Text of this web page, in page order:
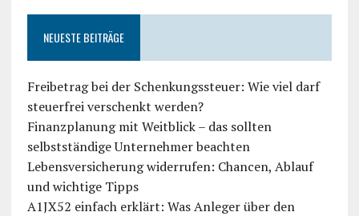
NEUESTE BEITRÄGE
Freibetrag bei der Schenkungssteuer: Wie viel darf
steuerfrei verschenkt werden?
Finanzplanung mit Weitblick – das sollten
selbstständige Unternehmer beachten
Lebensversicherung widerrufen: Chancen, Ablauf
und wichtige Tipps
A1JX52 einfach erklärt: Was Anleger über den